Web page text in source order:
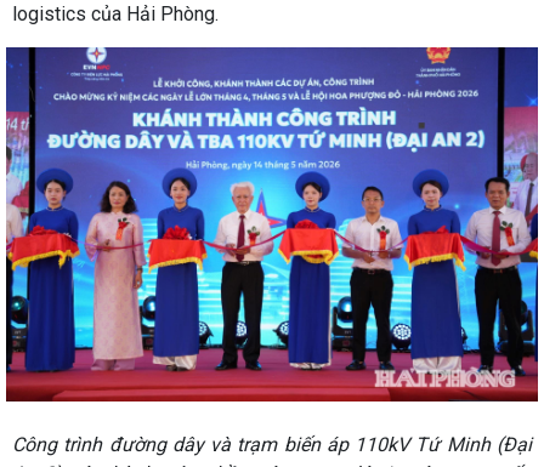
logistics của Hải Phòng.
Công trình đường dây và trạm biến áp 110kV Tứ Minh (Đại